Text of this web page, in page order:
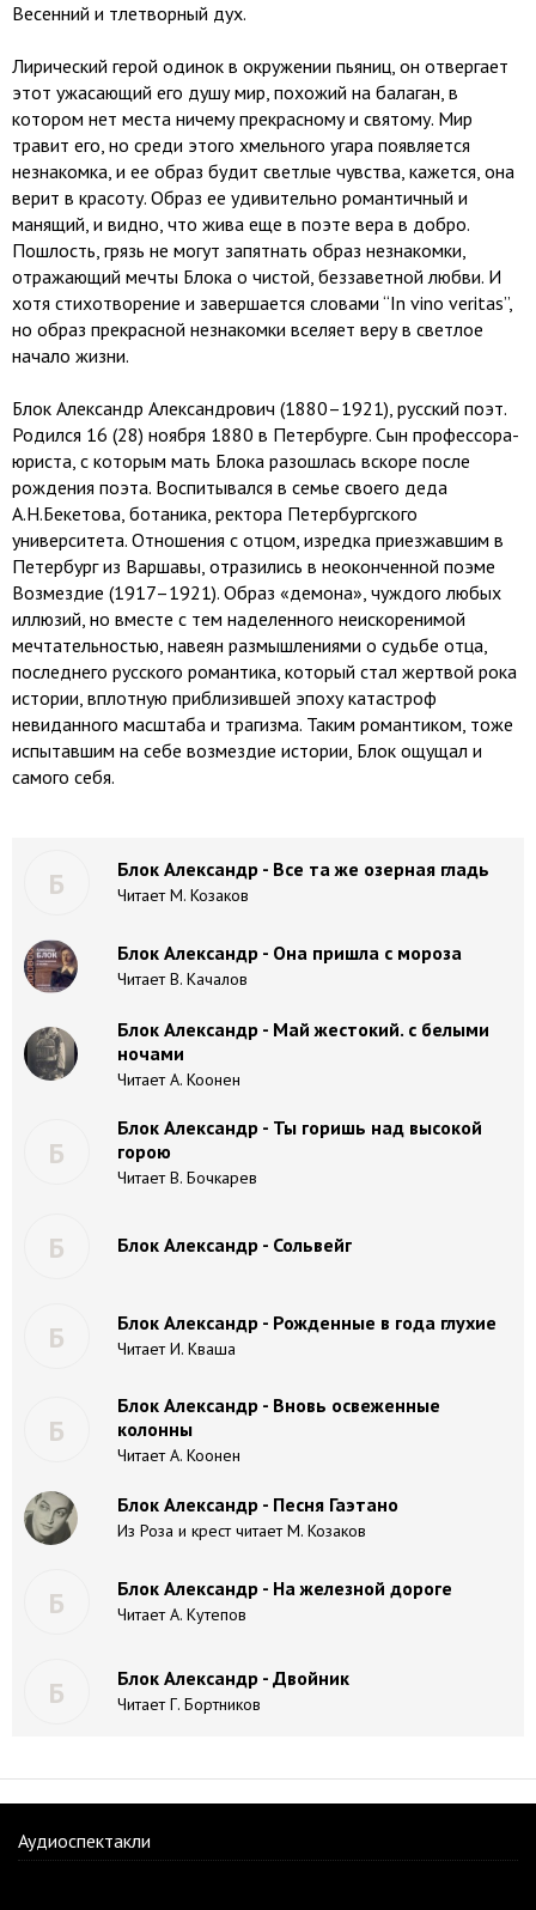
Весенний и тлетворный дух.
Лирический герой одинок в окружении пьяниц, он отвергает
этот ужасающий его душу мир, похожий на балаган, в
котором нет места ничему прекрасному и святому. Мир
травит его, но среди этого хмельного угара появляется
незнакомка, и ее образ будит светлые чувства, кажется, она
верит в красоту. Образ ее удивительно романтичный и
манящий, и видно, что жива еще в поэте вера в добро.
Пошлость, грязь не могут запятнать образ незнакомки,
отражающий мечты Блока о чистой, беззаветной любви. И
хотя стихотворение и завершается словами “In vino veritas”,
но образ прекрасной незнакомки вселяет веру в светлое
начало жизни.
Блок Александр Александрович (1880–1921), русский поэт.
Родился 16 (28) ноября 1880 в Петербурге. Сын профессора-
юриста, с которым мать Блока разошлась вскоре после
рождения поэта. Воспитывался в семье своего деда
А.Н.Бекетова, ботаника, ректора Петербургского
университета. Отношения с отцом, изредка приезжавшим в
Петербург из Варшавы, отразились в неоконченной поэме
Возмездие (1917–1921). Образ «демона», чуждого любых
иллюзий, но вместе с тем наделенного неискоренимой
мечтательностью, навеян размышлениями о судьбе отца,
последнего русского романтика, который стал жертвой рока
истории, вплотную приблизившей эпоху катастроф
невиданного масштаба и трагизма. Таким романтиком, тоже
испытавшим на себе возмездие истории, Блок ощущал и
самого себя.
Б Блок Александр - Все та же озерная гладь
Читает М. Козаков
Блок Александр - Она пришла с мороза
Читает В. Качалов
Блок Александр - Май жестокий. с белыми
ночами
Читает А. Коонен
Б
Блок Александр - Ты горишь над высокой
горою
Читает В. Бочкарев
Б Блок Александр - Сольвейг
Б Блок Александр - Рожденные в года глухие
Читает И. Кваша
Б
Блок Александр - Вновь освеженные
колонны
Читает А. Коонен
Блок Александр - Песня Гаэтано
Из Роза и крест читает М. Козаков
Б Блок Александр - На железной дороге
Читает А. Кутепов
Б Блок Александр - Двойник
Читает Г. Бортников
Аудиоспектакли